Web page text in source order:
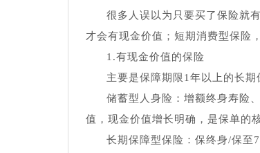
很多人误以为只要买了保险就
才会有现金价值；短期消费型保险
1.有现金价值的保险
主要是保障期限1年以上的长期
储蓄型人身险：增额终身寿险
值，现金价值增长明确，是保单的
长期保障型保险：保终身/保至